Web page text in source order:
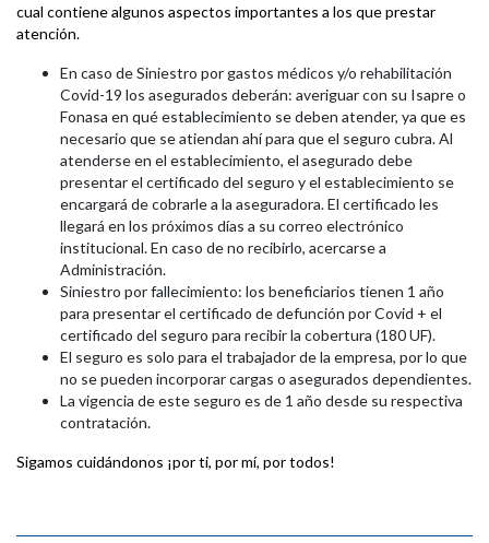
cual contiene algunos aspectos importantes a los que prestar
atención.
En caso de Siniestro por gastos médicos y/o rehabilitación
Covid-19 los asegurados deberán: averiguar con su Isapre o
Fonasa en qué establecimiento se deben atender, ya que es
necesario que se atiendan ahí para que el seguro cubra. Al
atenderse en el establecimiento, el asegurado debe
presentar el certificado del seguro y el establecimiento se
encargará de cobrarle a la aseguradora. El certificado les
llegará en los próximos días a su correo electrónico
institucional. En caso de no recibirlo, acercarse a
Administración.
Siniestro por fallecimiento: los beneficiarios tienen 1 año
para presentar el certificado de defunción por Covid + el
certificado del seguro para recibir la cobertura (180 UF).
El seguro es solo para el trabajador de la empresa, por lo que
no se pueden incorporar cargas o asegurados dependientes.
La vigencia de este seguro es de 1 año desde su respectiva
contratación.
Sigamos cuidándonos ¡por ti, por mí, por todos!